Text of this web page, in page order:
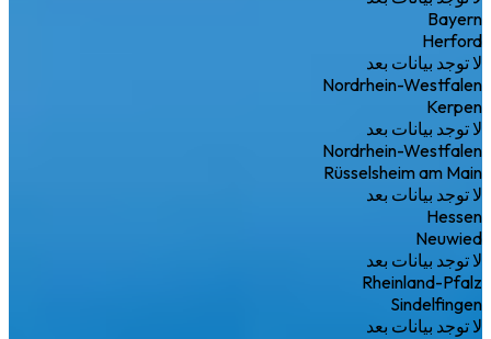
Bayern
Herford
لا توجد بيانات بعد
Nordrhein-Westfalen
Kerpen
لا توجد بيانات بعد
Nordrhein-Westfalen
Rüsselsheim am Main
لا توجد بيانات بعد
Hessen
Neuwied
لا توجد بيانات بعد
Rheinland-Pfalz
Sindelfingen
لا توجد بيانات بعد